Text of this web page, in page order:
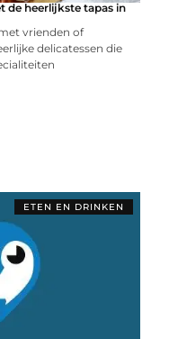
de heerlijkste tapas in
vrienden of
delicatessen die
ETEN EN DRINKEN